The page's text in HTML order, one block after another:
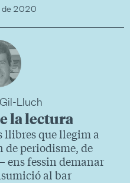
de 2020
Lluch
la lectura
llibres que llegim a
periodisme, de
ens fessin demanar
al bar